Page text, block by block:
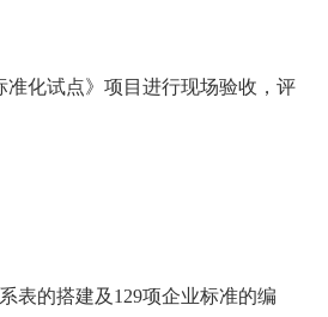
化试点》项目 进行现场验收，评
表的搭建及 129项企业标准的编